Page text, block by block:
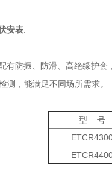
安表
防振、防滑、高绝缘护套
测，能满足不同场所需求。
型 号